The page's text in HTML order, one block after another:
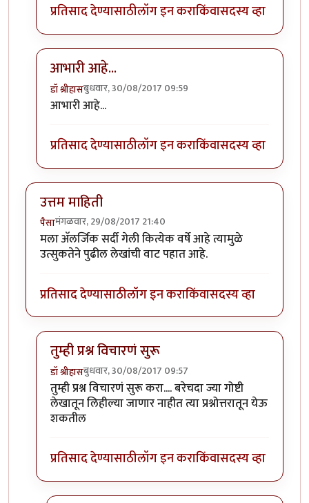
प्रतिसाद देण्यासाठीलॉग इन कराकिंवासदस्य व्हा
आभारी आहे...
डॉ श्रीहासबुधवार, 30/08/2017 09:59
In reply toउत्तम माहिती
आभारी आहे...
प्रतिसाद देण्यासाठीलॉग इन कराकिंवासदस्य व्हा
उत्तम माहिती
पैसामंगळवार, 29/08/2017 21:40
मला अ‍ॅलर्जिक सर्दी गेली कित्येक वर्षे आहे त्यामुळे
उत्सुकतेने पुढील लेखांची वाट पहात आहे.
प्रतिसाद देण्यासाठीलॉग इन कराकिंवासदस्य व्हा
तुम्ही प्रश्न विचारणं सुरू
डॉ श्रीहासबुधवार, 30/08/2017 09:57
In reply toउत्तम माहितीbyपैसा
तुम्ही प्रश्न विचारणं सुरू करा.... बरेचदा ज्या गोष्टी
लेखातून लिहील्या जाणार नाहीत त्या प्रश्नोत्तरातून येऊ
शकतील
प्रतिसाद देण्यासाठीलॉग इन कराकिंवासदस्य व्हा